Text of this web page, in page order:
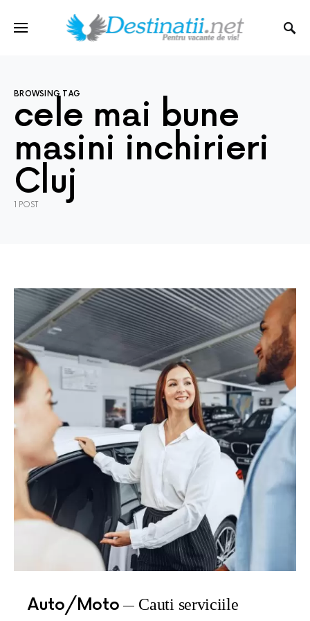
BROWSING TAG
cele mai bune
masini inchirieri
Cluj
1 POST
Auto/Moto Cauti serviciile